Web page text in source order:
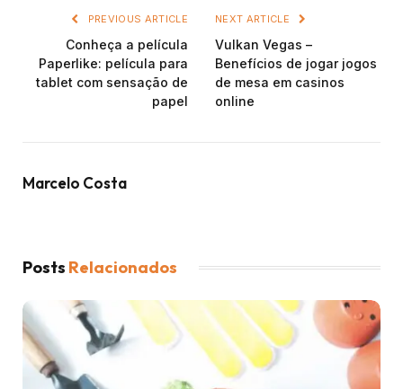
PREVIOUS ARTICLE
Conheça a película
Paperlike: película para
tablet com sensação de
papel
NEXT ARTICLE
Vulkan Vegas –
Benefícios de jogar jogos
de mesa em casinos
online
Marcelo Costa
Posts Relacionados